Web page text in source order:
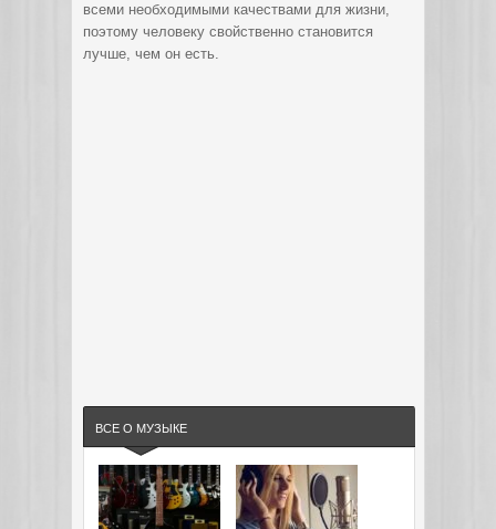
всеми необходимыми качествами для жизни,
поэтому человеку свойственно становится
лучше, чем он есть.
ВСЕ О МУЗЫКЕ